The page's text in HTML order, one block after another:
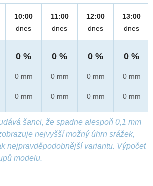
10:00
dnes
0 %
0 mm
0 mm
11:00
dnes
0 %
0 mm
0 mm
12:00
dnes
0 %
0 mm
0 mm
13:00
dnes
0 %
0 mm
0 mm
šanci, že spadne alespoň 0,1 mm
nejvyšší možný úhrn srážek,
nejpravděpodobnější variantu. Výpočet
modelu.